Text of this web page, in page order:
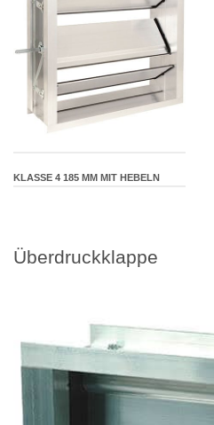
KLASSE 4 185 MM MIT HEBELN
Überdruckklappe